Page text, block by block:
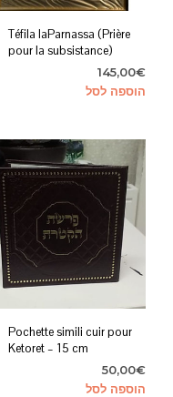
Téfila laParnassa (Prière
pour la subsistance)
145,00€
הוספה לסל
Pochette simili cuir pour
Ketoret – 15 cm
50,00€
הוספה לסל